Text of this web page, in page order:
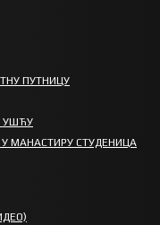
ПУТНИЦУ
УШЋУ
МАНАСТИРУ СТУДЕНИЦА